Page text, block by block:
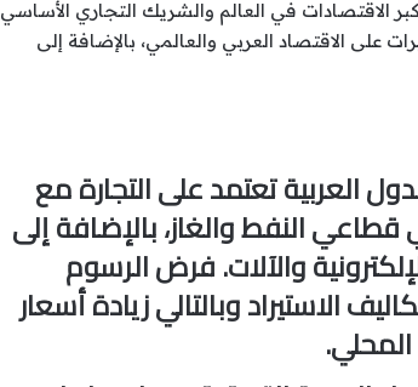
الاقتصادات في العالم والشريك التجاري الأساسي
على الاقتصاد العربي والعالمي، بالإضافة إلى
العربية تعتمد على التجارة مع
النفط والغاز، بالإضافة إلى
والآلات. فرض الرسوم
الاستيراد وبالتالي زيادة أسعار